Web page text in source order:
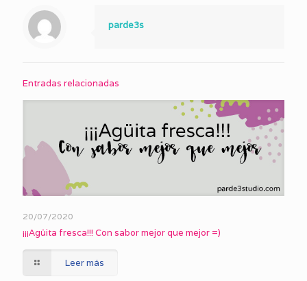
parde3s
Entradas relacionadas
20/07/2020
¡¡¡Agüita fresca!!! Con sabor mejor que mejor =)
Leer más